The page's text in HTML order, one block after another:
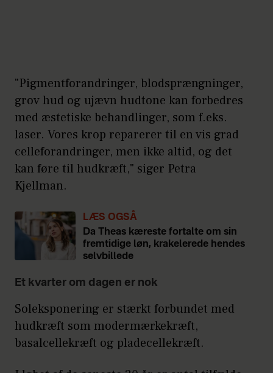
"Pigmentforandringer, blodsprængninger,
grov hud og ujævn hudtone kan forbedres
med æstetiske behandlinger, som f.eks.
laser. Vores krop reparerer til en vis grad
celleforandringer, men ikke altid, og det
kan føre til hudkræft," siger Petra
Kjellman.
LÆS OGSÅ
Da Theas kæreste fortalte om sin
fremtidige løn, krakelerede hendes
selvbillede
Et kvarter om dagen er nok
Soleksponering er stærkt forbundet med
hudkræft som modermærkekræft,
basalcellekræft og pladecellekræft.